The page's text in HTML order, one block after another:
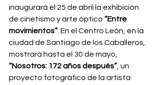
inaugurará el 25 de abril la exhibición
de cinetismo y arte óptico “Entre
movimientos” . En el Centro León, en la
ciudad de Santiago de los Caballeros,
mostrará hasta el 30 de mayo,
“Nosotros: 172 años después” , un
proyecto fotográfico de la artista